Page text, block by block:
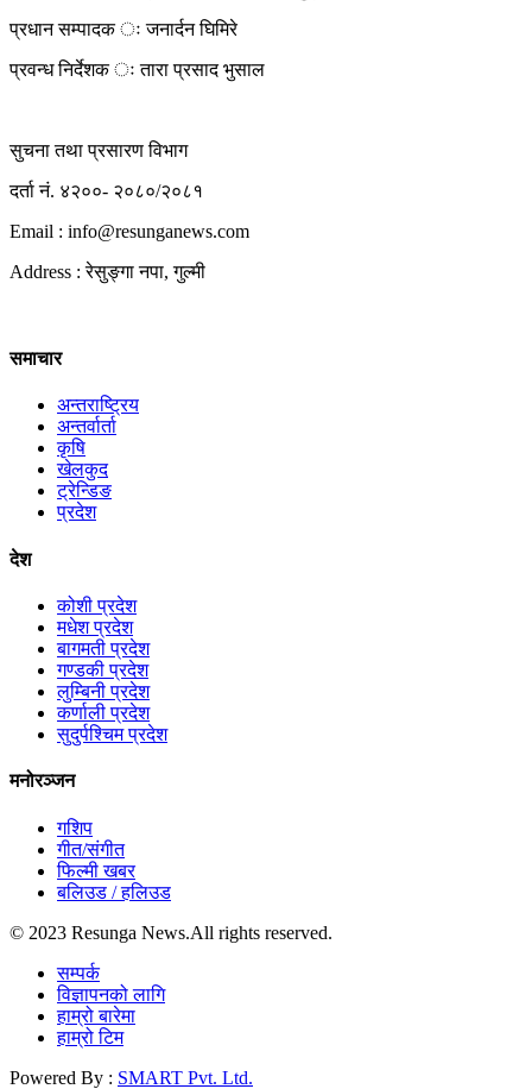
प्रधान सम्पादक ः जनार्दन घिमिरे
प्रवन्ध निर्देशक ः तारा प्रसाद भुसाल
सुचना तथा प्रसारण विभाग
दर्ता नं. ४२००- २०८०/२०८१
Email : info@resunganews.com
Address : रेसुङ्गा नपा, गुल्मी
समाचार
अन्तराष्ट्रिय
अन्तर्वार्ता
कृषि
खेलकुद
ट्रेन्डिङ
प्रदेश
देश
कोशी प्रदेश
मधेश प्रदेश
बागमती प्रदेश
गण्डकी प्रदेश
लुम्बिनी प्रदेश
कर्णाली प्रदेश
सुदुर्पश्चिम प्रदेश
मनोरञ्जन
गशिप
गीत/संगीत
फिल्मी खबर
बलिउड / हलिउड
© 2023 Resunga News.All rights reserved.
सम्पर्क
विज्ञापनको लागि
हाम्रो बारेमा
हाम्रो टिम
Powered By : SMART Pvt. Ltd.